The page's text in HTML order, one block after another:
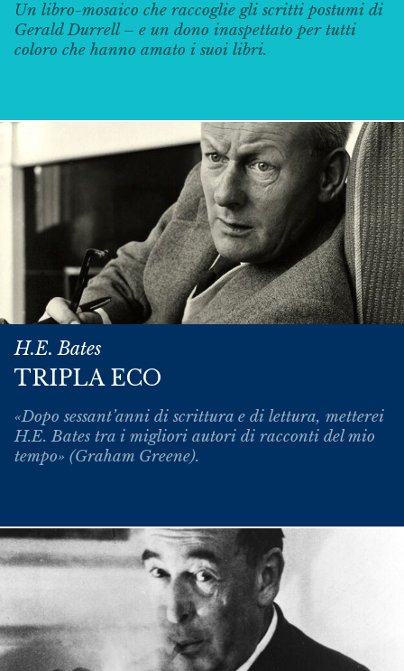
Un libro-mosaico che raccoglie gli scritti postumi di
Gerald Durrell – e un dono inaspettato per tutti
coloro che hanno amato i suoi libri.
H.E. Bates
TRIPLA ECO
«Dopo sessant’anni di scrittura e di lettura, metterei
H.E. Bates tra i migliori autori di racconti del mio
tempo» (Graham Greene).